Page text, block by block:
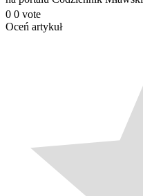
0 0 vote
Oceń artykuł